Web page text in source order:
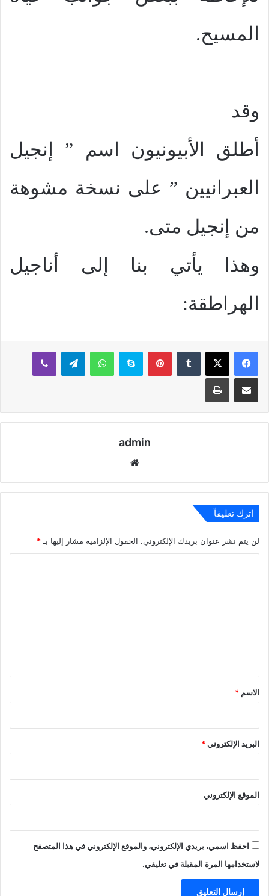
المسيح.
وقد
أطلق الأبيونيون اسم ” إنجيل
العبرانيين ” على نسخة مشوهة
من إنجيل متى.
وهذا يأتي بنا إلى أناجيل
الهراطقة:
بينتيريستسكايب واتساب تيلقرام ڤايبر
مشاركة عبر البريد طباعة
admin
اترك تعليقاً
لن يتم نشر عنوان بريدك الإلكتروني. الحقول الإلزامية مشار إليها بـ *
*
الاسم *
البريد الإلكتروني*
الموقع الإلكتروني
احفظ اسمي، بريدي الإلكتروني، والموقع الإلكتروني في هذا المتصفح
لاستخدامها المرة المقبلة في تعليقي.